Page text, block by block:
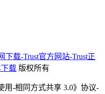
下载-Trust官方网站-Trust正
下载 版权所有
用-相同方式共享 3.0》协议-